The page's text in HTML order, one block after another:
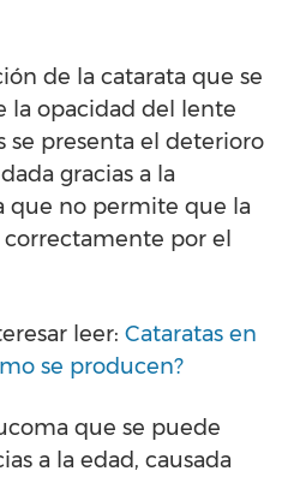
de la catarata que se
la opacidad del lente
se presenta el deterioro
gracias a la
que no permite que la
correctamente por el
leer: Cataratas en
se producen?
que se puede
a la edad, causada